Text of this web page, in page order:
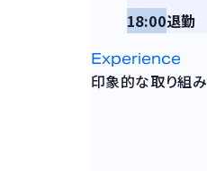
18:00退勤
Experience
印象的な取り組み